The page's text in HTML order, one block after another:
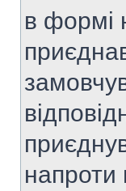
в формі
напроти